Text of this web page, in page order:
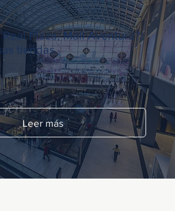
Real Plaza, Mall Aventura?:
tiendas
Leer más